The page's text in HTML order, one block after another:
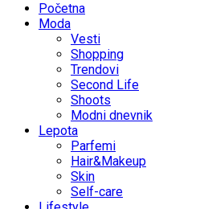
Početna
Moda
Vesti
Shopping
Trendovi
Second Life
Shoots
Modni dnevnik
Lepota
Parfemi
Hair&Makeup
Skin
Self-care